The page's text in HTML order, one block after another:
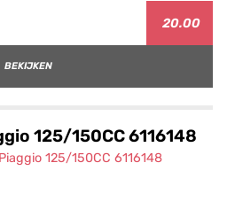
20.00
BEKIJKEN
125/150CC 6116148